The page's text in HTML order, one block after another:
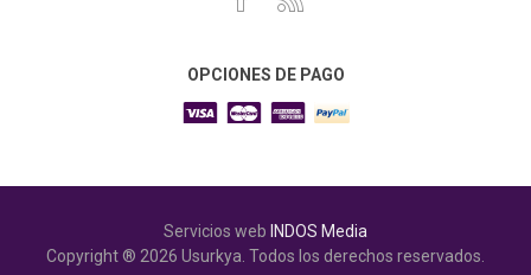
OPCIONES DE PAGO
Servicios web INDOS Media
Copyright ® 2026 Usurkya. Todos los derechos reservados.